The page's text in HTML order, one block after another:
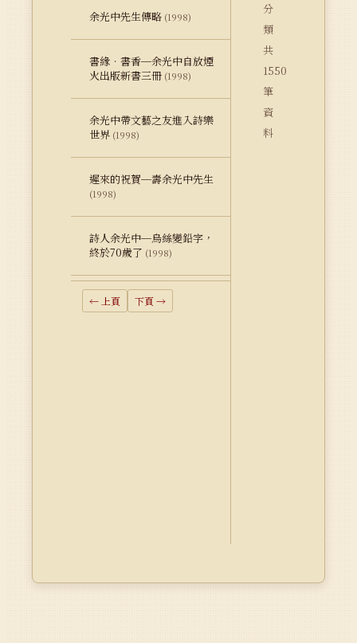
余光中先生傳略 (1998)
書緣‧書香─余光中自放煙
火出版新書三冊 (1998)
余光中帶文藝之友進入詩樂
世界 (1998)
遲來的祝賀─壽余光中先生
(1998)
詩人余光中─烏絲變鉛字，
終於70歲了 (1998)
← 上頁 下頁 →
分
類
共
1550
筆
資
料